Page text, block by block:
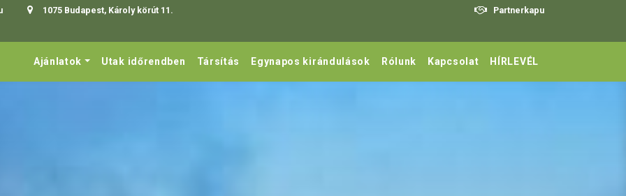
1075 Budapest, Károly körút 11. Partnerkapu
Ajánlatok Utak időrendben Társítás Egynapos kirándulások Rólunk Kapcsolat HÍRLEVÉL